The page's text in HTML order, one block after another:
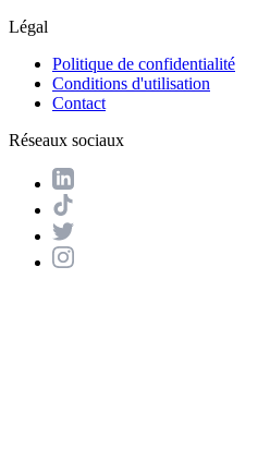
Légal
Politique de confidentialité
Conditions d'utilisation
Contact
Réseaux sociaux